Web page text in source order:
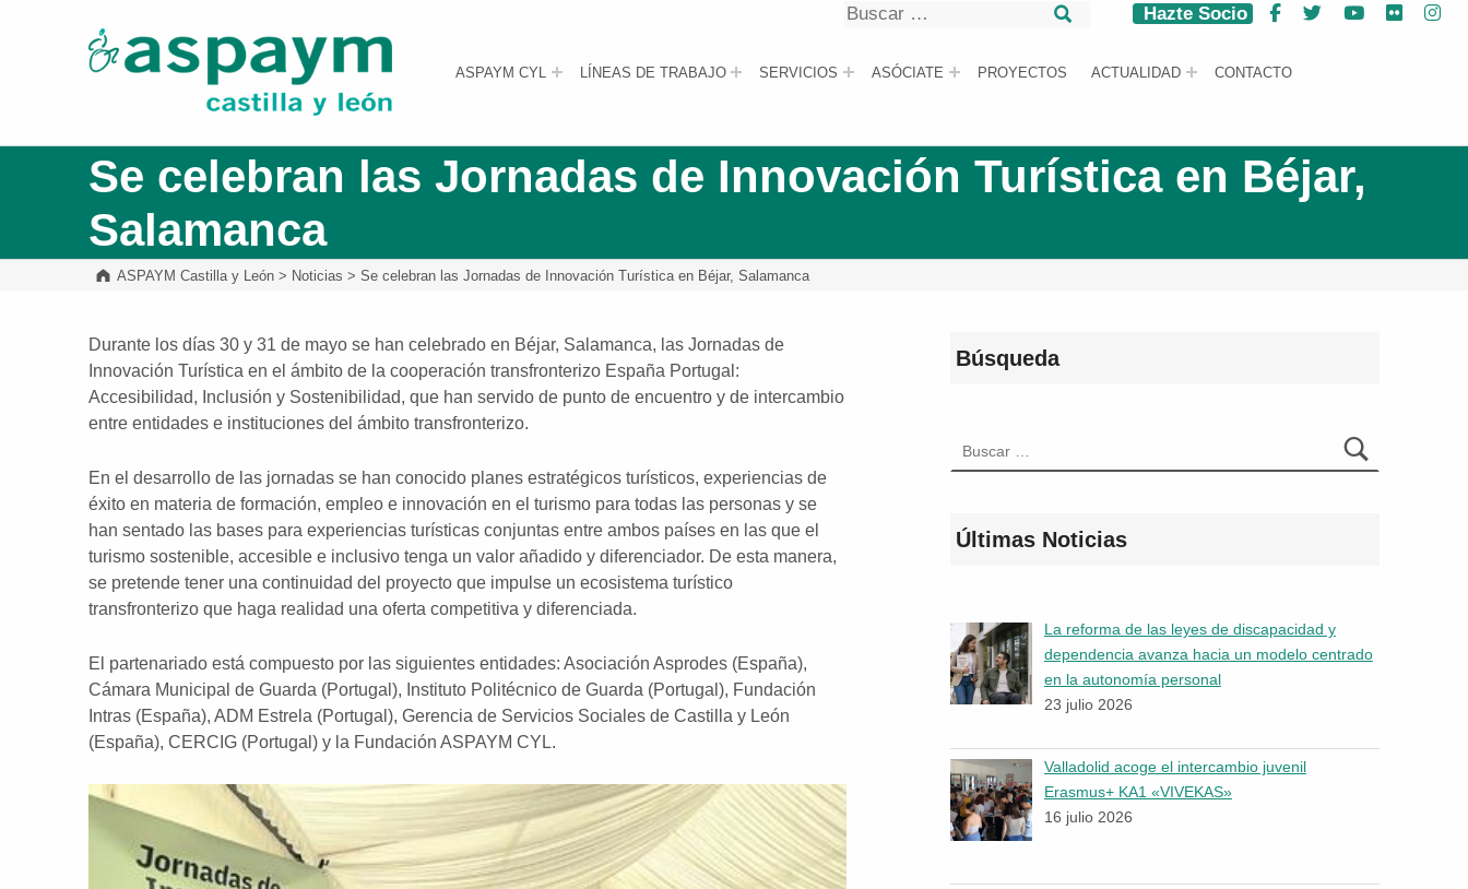
ASPAYM Castilla y León
ASPAYM CYL LÍNEAS DE TRABAJO SERVICIOS ASÓCIATE PROYECTOS ACTUALIDAD CONTACTO
Buscar
Hazte Socio Facebook
Twitter YouTube
Flickr
Se celebran las Jornadas de Innovación Turística en Béjar,
Salamanca
ASPAYM Castilla y León > Noticias >Se celebran las Jornadas de Innovación Turística en Béjar, Salamanca
Durante los días 30 y 31 de mayo se han celebrado en Béjar, Salamanca, las Jornadas de
Innovación Turística en el ámbito de la cooperación transfronterizo España Portugal:
Accesibilidad, Inclusión y Sostenibilidad, que han servido de punto de encuentro y de intercambio
entre entidades e instituciones del ámbito transfronterizo.
En el desarrollo de las jornadas se han conocido planes estratégicos turísticos, experiencias de
éxito en materia de formación, empleo e innovación en el turismo para todas las personas y se
han sentado las bases para experiencias turísticas conjuntas entre ambos países en las que el
turismo sostenible, accesible e inclusivo tenga un valor añadido y diferenciador. De esta manera,
se pretende tener una continuidad del proyecto que impulse un ecosistema turístico
transfronterizo que haga realidad una oferta competitiva y diferenciada.
El partenariado está compuesto por las siguientes entidades: Asociación Asprodes (España),
Cámara Municipal de Guarda (Portugal), Instituto Politécnico de Guarda (Portugal), Fundación
Intras (España), ADM Estrela (Portugal), Gerencia de Servicios Sociales de Castilla y León
(España), CERCIG (Portugal) y la Fundación ASPAYM CYL.
Búsqueda
Últimas Noticias
La reforma de las leyes de discapacidad y
dependencia avanza hacia un modelo centrado
en la autonomía personal
23 julio 2026
Valladolid acoge el intercambio juvenil
Erasmus+ KA1 «VIVEKAS»
16 julio 2026